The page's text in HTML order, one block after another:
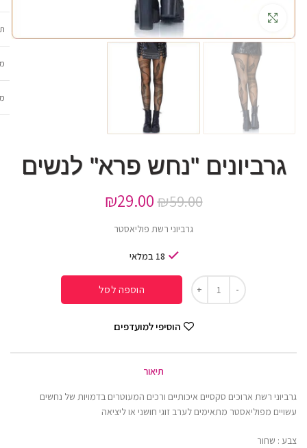
גרביונים "נחש פרא" לנשים
₪59.00
₪29.00
גרביוני רשת פוליאסטר
18 במלאי
הוספה לסל
הוסיפי למועדפים
תיאור
גרביוני רשת ארוכים סקסיים איכותיים ורכים המעוטרים בדמויות של נחשים
עשויים מפוליאסטר מתאימים לערב זוגי חושני או ליציאה
צבע : שחור